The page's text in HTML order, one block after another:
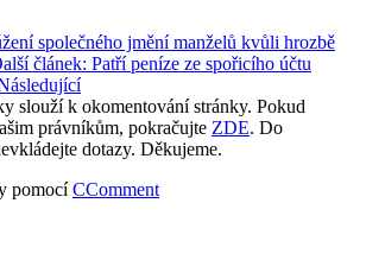
společného jmění manželů kvůli hrozbě
článek: Patří peníze ze spořicího účtu
slouží k okomentování stránky. Pokud
právníkům, pokračujte ZDE. Do
dotazy. Děkujeme.
pomocíCComment